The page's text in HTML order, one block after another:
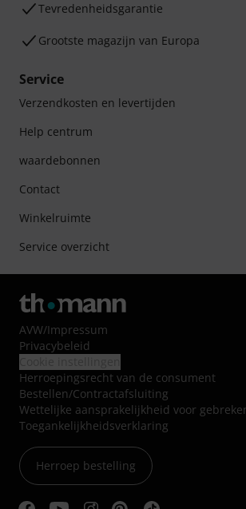
Tevredenheidsgarantie
Grootste magazijn van Europa
Service
Verzendkosten en levertijden
Help centrum
waardebonnen
Contact
Winkelruimte
Service overzicht
AVW/Impressum
Privacybeleid
Herroepingsrecht van de consument
Bestellen/Contractafsluiting
Wettelijke aansprakelijkheid voor
Toegankelijkheidsverklaring
Herroep bestelling